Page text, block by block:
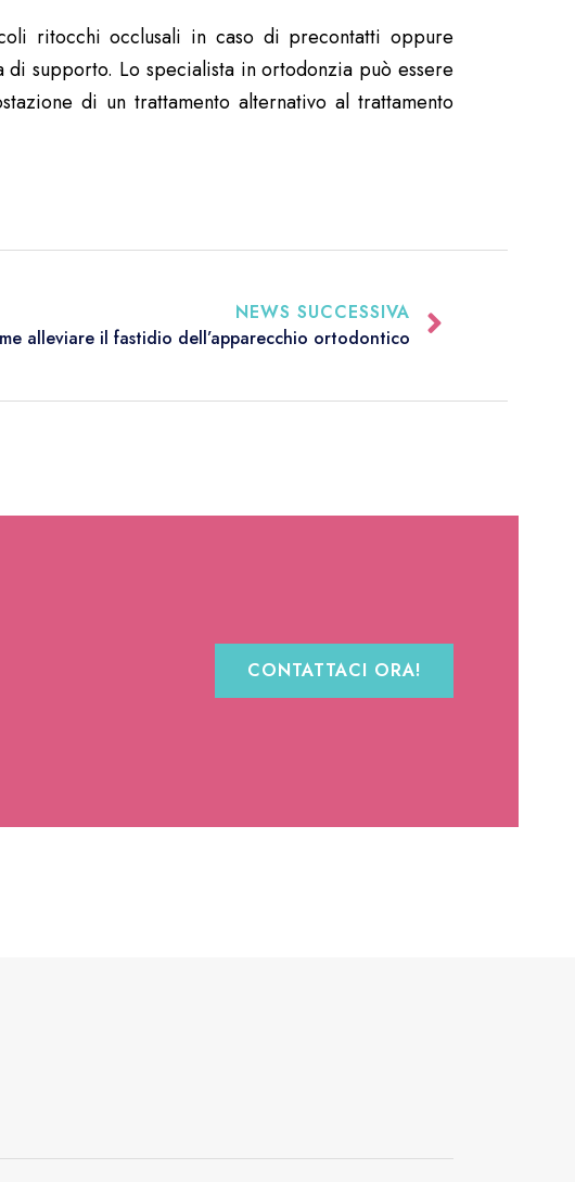
ritocchi occlusali in caso di precontatti oppure
di supporto. Lo specialista in ortodonzia può essere
di un trattamento alternativo al trattamento
NEWS SUCCESSIVA
alleviare il fastidio dell’apparecchio ortodontico
CONTATTACI ORA!